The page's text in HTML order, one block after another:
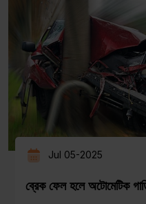
Jul 05-2025
ব্রেক ফেল হলে অটোমেটিক